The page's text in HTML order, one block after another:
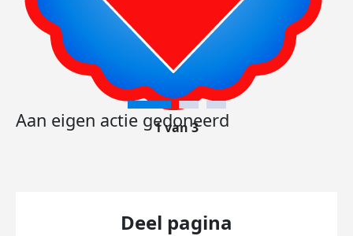
Aan eigen actie gedoneerd
1 van 3
Deel pagina